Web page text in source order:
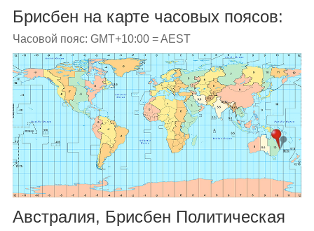
Брисбен на карте часовых поясов:
Часовой пояс: GMT+10:00 = AEST
Австралия, Брисбен Политическая